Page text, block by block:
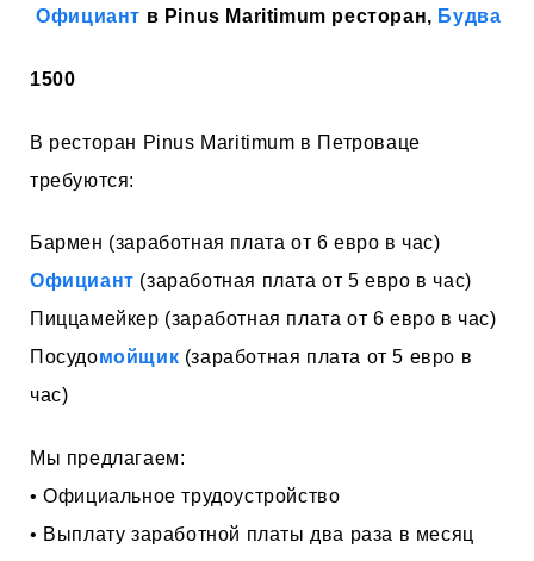
️Официант в Pinus Maritimum ресторан, Будва
1500
В ресторан Pinus Maritimum в Петроваце
требуются:
Бармен (заработная плата от 6 евро в час)
Официант (заработная плата от 5 евро в час)
Пиццамейкер (заработная плата от 6 евро в час)
Посудомойщик (заработная плата от 5 евро в
час)
Мы предлагаем:
• Официальное трудоустройство
• Выплату заработной платы два раза в месяц